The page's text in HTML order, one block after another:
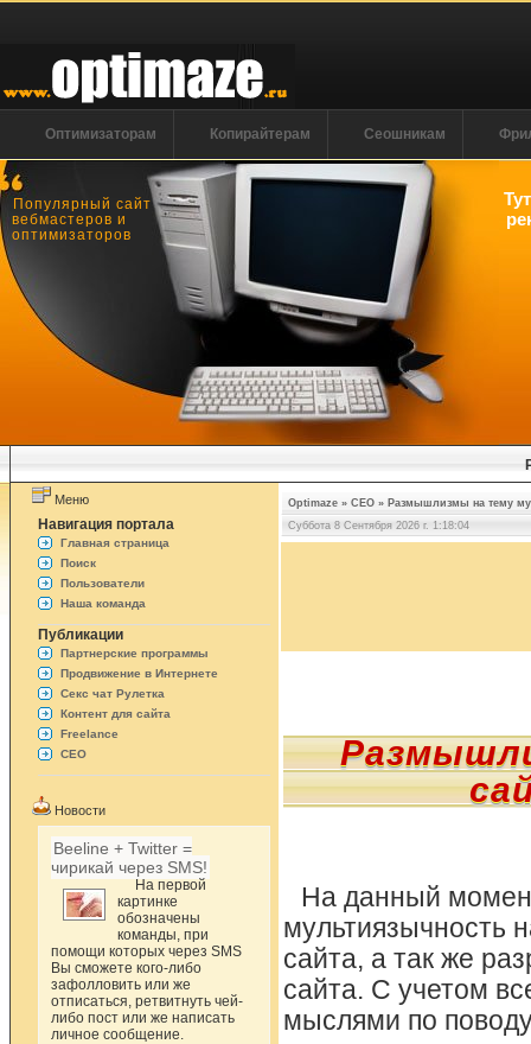
Оптимизаторам Копирайтерам Сеошникам
Популярный сайт
вебмастеров и
оптимизаторов
Меню
Навигация портала
Главная страница
Поиск
Пользователи
Наша команда
Публикации
Партнерские программы
Продвижение в Интернете
Секс чат Рулетка
Контент для сайта
Freelance
СЕО
Новости
Beeline + Twitter =
чирикай через SMS!
На первой
картинке
обозначены
команды, при
помощи которых через SMS
Вы сможете кого-либо
зафолловить или же
отписаться, ретвитнуть чей-
либо пост или же написать
личное сообщение.
Optimaze » СЕО » Размышлизмы на тему
Суббота 8 Сентября 2026 г. 1:18:04
На данный
мультиязычность
сайта, а так же
сайта. С учетом
мыслями по